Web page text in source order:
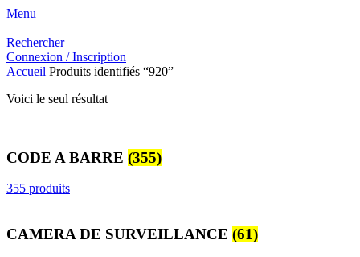
Menu
Rechercher
Connexion / Inscription
Accueil Produits identifiés “920”
Voici le seul résultat
CODE A BARRE (355)
355 produits
CAMERA DE SURVEILLANCE (61)